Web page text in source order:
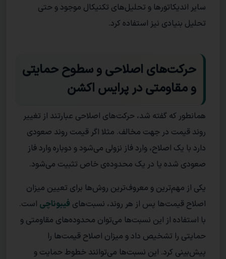
سایر اندیکاتور‌ها و تحلیل‌های تکنیکال موجود و حتی
تحلیل بنیادی نیز استفاده کرد.
حرکت‌های اصلاحی و سطوح حمایتی
و مقاومتی در پرایس اکشن
همانطور که گفته شد، حرکت‌های اصلاحی عبارتند از تغییر
روند قیمت در جهت مخالف. مثلا اگر قیمت روند صعودی
دارد با یک اصلاح، وارد فاز نزولی می‌شود و دوباره وارد فاز
صعودی شده یا در یک محدوده‌ی خاص تثبیت می‌شود.
یکی از مهم‌ترین و معروف‌ترین روش‌ها برای تعیین میزان
اصلاح قیمت‌ها پس از هر روند، نسبت‌های فیبوناچی است.
با استفاده از این نسبت‌ها می‌توان محدوده‌های مقاومتی و
حمایتی را تشخیص داد و میزان اصلاح قیمت‌ها را
پیش‌بینی کرد. این نسبت‌ها می‌توانند خطوط حمایت و